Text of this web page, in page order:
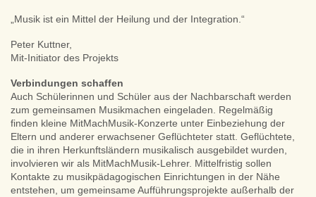
„Musik ist ein Mittel der Heilung und der Integration.“
Peter Kuttner,
Mit-Initiator des Projekts
Verbindungen schaffen
Auch Schülerinnen und Schüler aus der Nachbarschaft werden
zum gemeinsamen Musikmachen eingeladen. Regelmäßig
finden kleine MitMachMusik-Konzerte unter Einbeziehung der
Eltern und anderer erwachsener Geflüchteter statt. Geflüchtete,
die in ihren Herkunftsländern musikalisch ausgebildet wurden,
involvieren wir als MitMachMusik-Lehrer. Mittelfristig sollen
Kontakte zu musikpädagogischen Einrichtungen in der Nähe
entstehen, um gemeinsame Aufführungsprojekte außerhalb der